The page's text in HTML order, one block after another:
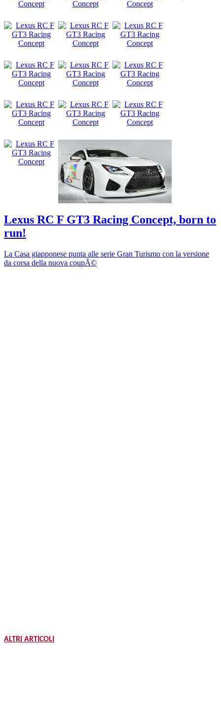
Lexus RC F GT3 Racing Concept, born to
run!
La Casa giapponese punta alle serie Gran Turismo con la versione
da corsa della nuova coupÃ©
ALTRI ARTICOLI